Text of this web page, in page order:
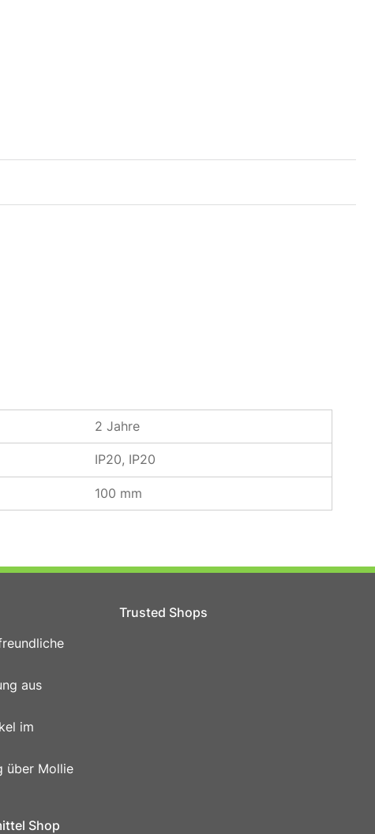
2 Jahre
IP20, IP20
100 mm
aus
im
über Mollie
Trusted Shops
Shop